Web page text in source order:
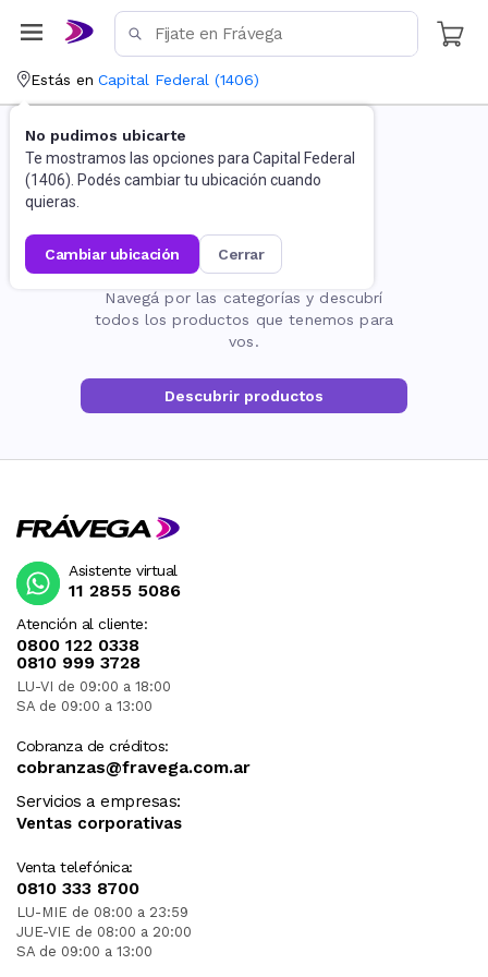
Estás en Capital Federal (1406)
No pudimos ubicarte
Te mostramos las opciones para Capital Federal
(1406). Podés cambiar tu ubicación cuando
quieras.
cambiar ubicación cerrar
La página no existe
Navegá por las categorías y descubrí
todos los productos que tenemos para
vos.
Descubrir productos
Atención al cliente:
0800 122 0338
0810 999 3728
LU-VI de 09:00 a 18:00
SA de 09:00 a 13:00
Cobranza de créditos:
cobranzas@fravega.com.ar
Servicios a empresas:
Ventas corporativas
Venta telefónica:
0810 333 8700
LU-MIE de 08:00 a 23:59
JUE-VIE de 08:00 a 20:00
SA de 09:00 a 13:00
Asistente virtual
11 2855 5086